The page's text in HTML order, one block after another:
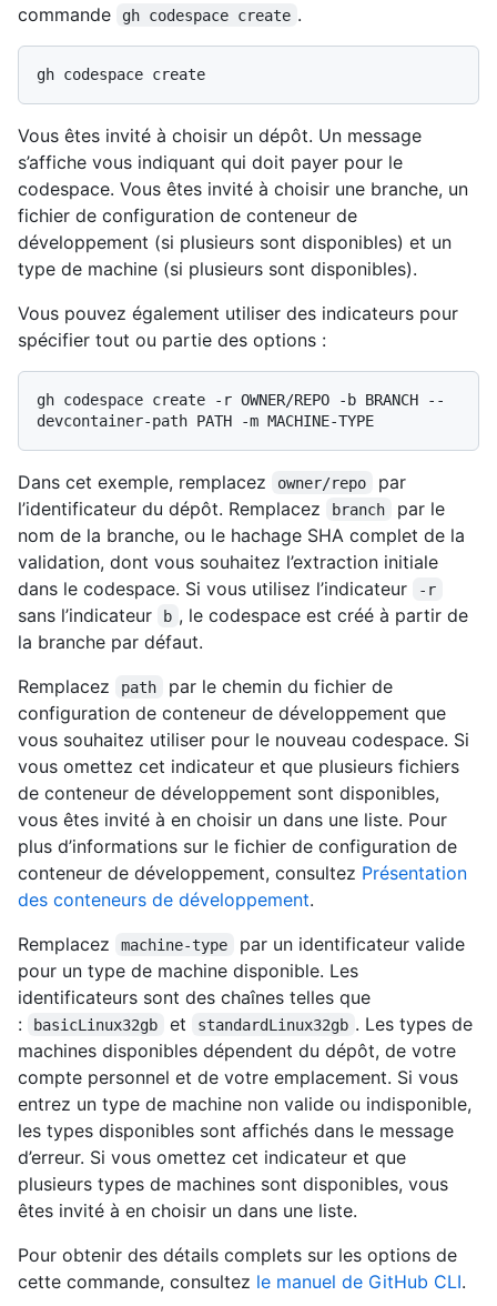
commande
gh codespace create .
Vous êtes invité à choisir un dépôt. Un message
s’affiche vous indiquant qui doit payer pour le
codespace. Vous êtes invité à choisir une branche, un
fichier de configuration de conteneur de
développement (si plusieurs sont disponibles) et un
type de machine (si plusieurs sont disponibles).
Vous pouvez également utiliser des indicateurs pour
spécifier tout ou partie des options :
gh codespace create -r OWNER/REPO -b BRANCH --
Dans cet exemple, remplacez owner/repo
par
l’identificateur du dépôt. Remplacez
branch
par le
nom de la branche, ou le hachage SHA complet de la
validation, dont vous souhaitez l’extraction initiale
dans le codespace. Si vous utilisez l’indicateur
-r
sans l’indicateur b , le codespace est créé à partir de
la branche par défaut.
Remplacez
path
par le chemin du fichier de
configuration de conteneur de développement que
vous souhaitez utiliser pour le nouveau codespace. Si
vous omettez cet indicateur et que plusieurs fichiers
de conteneur de développement sont disponibles,
vous êtes invité à en choisir un dans une liste. Pour
plus d’informations sur le fichier de configuration de
conteneur de développement, consultez Présentation
des conteneurs de développement.
Remplacez
machine-type
par un identificateur valide
pour un type de machine disponible. Les
identificateurs sont des chaînes telles que
:
basicLinux32gb et standardLinux32gb . Les types de
machines disponibles dépendent du dépôt, de votre
compte personnel et de votre emplacement. Si vous
entrez un type de machine non valide ou indisponible,
les types disponibles sont affichés dans le message
d’erreur. Si vous omettez cet indicateur et que
plusieurs types de machines sont disponibles, vous
êtes invité à en choisir un dans une liste.
Pour obtenir des détails complets sur les options de
cette commande, consultez le manuel de GitHub CLI.